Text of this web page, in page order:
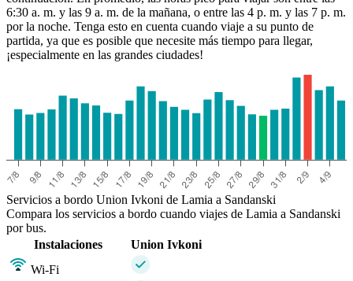
Lamia
6:30 a. m. y las 9 a. m. de la mañana, o entre las 4 p. m. y las 7 p. m.
por la noche. Tenga esto en cuenta cuando viaje a su punto de
partida, ya que es posible que necesite más tiempo para llegar,
¡especialmente en las grandes ciudades!
Servicios a bordo Union Ivkoni de Lamia a Sandanski
Compara los servicios a bordo cuando viajes de Lamia a Sandanski
por bus.
Instalaciones
Union Ivkoni
Wi-Fi